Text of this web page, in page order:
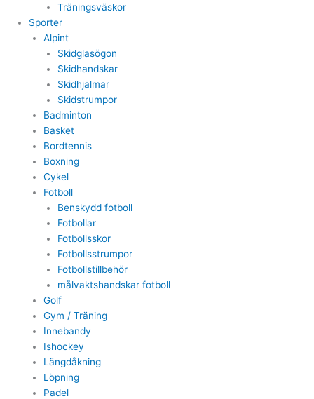
Träningsväskor
Sporter
Alpint
Skidglasögon
Skidhandskar
Skidhjälmar
Skidstrumpor
Badminton
Basket
Bordtennis
Boxning
Cykel
Fotboll
Benskydd fotboll
Fotbollar
Fotbollsskor
Fotbollsstrumpor
Fotbollstillbehör
målvaktshandskar fotboll
Golf
Gym / Träning
Innebandy
Ishockey
Längdåkning
Löpning
Padel